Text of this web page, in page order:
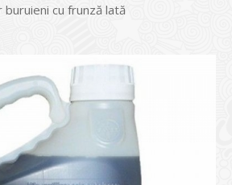
buruieni cu frunză lată